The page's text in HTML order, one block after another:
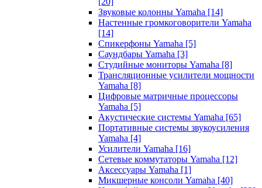
Звуковые колонны Yamaha [14]
Настенные громкоговорители Yamaha
[14]
Спикерфоны Yamaha [5]
Саундбары Yamaha [3]
Студийные мониторы Yamaha [8]
Трансляционные усилители мощности
Yamaha [8]
Цифровые матричные процессоры
Yamaha [5]
Акустические системы Yamaha [65]
Портативные системы звукоусиления
Yamaha [4]
Усилители Yamaha [16]
Сетевые коммутаторы Yamaha [12]
Аксессуары Yamaha [1]
Микшерные консоли Yamaha [40]